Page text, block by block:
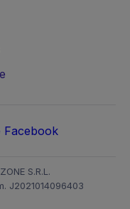
Facebook
S.R.L.
J2021014096403